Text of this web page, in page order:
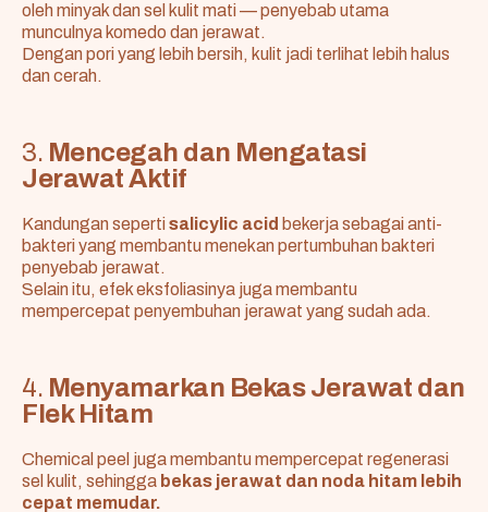
oleh minyak dan sel kulit mati — penyebab utama
munculnya komedo dan jerawat.
Dengan pori yang lebih bersih, kulit jadi terlihat lebih halus
dan cerah.
3. Mencegah dan Mengatasi
Jerawat Aktif
Kandungan sepertisalicylic acid bekerja sebagai anti-
bakteri yang membantu menekan pertumbuhan bakteri
penyebab jerawat.
Selain itu, efek eksfoliasinya juga membantu
mempercepat penyembuhan jerawat yang sudah ada.
4. Menyamarkan Bekas Jerawat dan
Flek Hitam
Chemical peel juga membantu mempercepat regenerasi
sel kulit, sehingga bekas jerawat dan noda hitam lebih
cepat memudar.